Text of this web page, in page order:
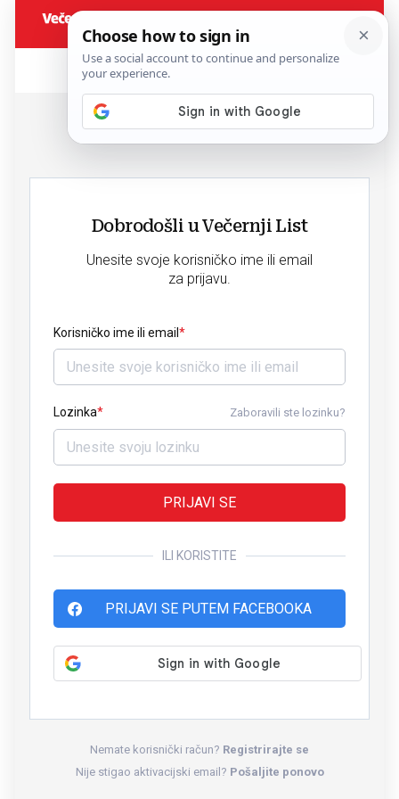
Dobrodošli u Večernji List
Unesite svoje korisničko ime ili email
za prijavu.
Korisničko ime ili email
Lozinka Zaboravili ste lozinku?
PRIJAVI SE
ILI KORISTITE
PRIJAVI SE PUTEM FACEBOOKA
Nemate korisnički račun? Registrirajte se
Nije stigao aktivacijski email? Pošaljite ponovo